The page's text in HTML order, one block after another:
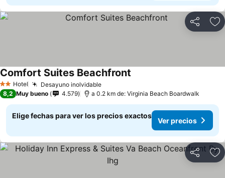
Compartir
2 Estrellas
Hotel Desayuno inolvidable
Comfort Suites Beachfront
8,2 Muy bueno 4.579 a 0.2 km de: Virginia Beach Boardwalk
Elige fechas para ver los precios exactos
Ver precios
Compartir